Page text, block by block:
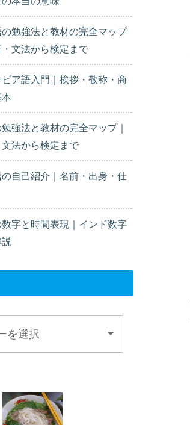
の勉強法と教材の完全マップ
・文法から検定まで
ビア語入門｜挨拶・敬称・商
強法と教材の完全マップ｜
法から検定まで
の自己紹介｜名前・出身・仕
字と時間表現｜インド数字